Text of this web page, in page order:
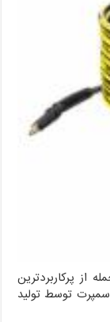
قوی 8|3 دولا از جمله از پرکاربردترین
توسط تولید